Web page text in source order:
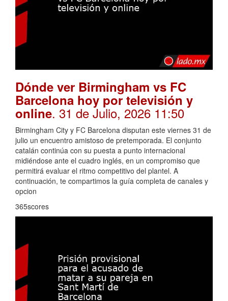
Dónde ver Birmingham vs FC
Barcelona hoy por televisión y
online. 31 de Julio, 2026 11:50
Birmingham City y FC Barcelona disputan este viernes 31 de
julio un encuentro amistoso de pretemporada. El conjunto
catalán continúa con su puesta a punto internacional
midiéndose ante el cuadro inglés, en un compromiso que
permitirá evaluar el ritmo competitivo del plantel. A
continuación, te compartimos la guía completa de canales y
opcion
365scores